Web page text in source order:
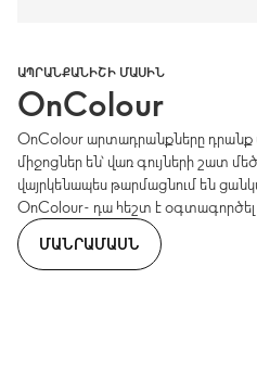
ԱՊՐԱՆՔԱՆԻՇԻ ՄԱՍԻՆ
OnColour
OnColour արտադրանքները դրանք
միջոցներ են՝ վառ գույների շատ
վայրկենապես թարմացնում են
OnColour- դա հեշտ է օգտագործել
ՄԱՆՐԱՄԱՍՆ